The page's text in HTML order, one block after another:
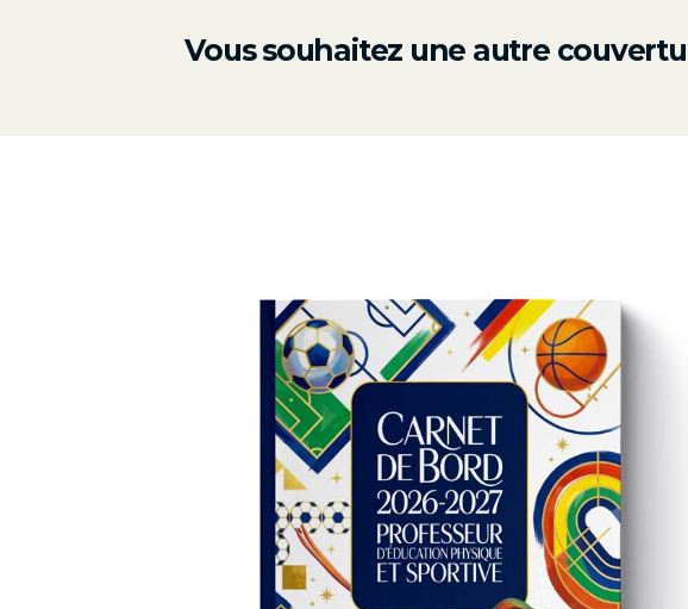
Vous souhaitez une autre